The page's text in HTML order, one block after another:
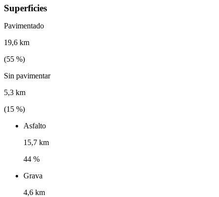
Superficies
Pavimentado
19,6 km
(55 %)
Sin pavimentar
5,3 km
(15 %)
Asfalto
15,7 km
44 %
Grava
4,6 km